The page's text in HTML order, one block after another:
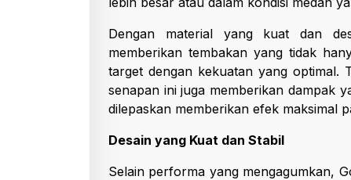
Dengan material yang kuat dan
memberikan tembakan yang tidak
target dengan kekuatan yang optimal.
senapan ini juga memberikan dampak
dilepaskan memberikan efek maksimal
Desain yang Kuat dan Stabil
Selain performa yang mengagumkan,